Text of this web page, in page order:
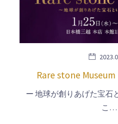
Rare stone
ー 地球が創りあげた宝石
こ…